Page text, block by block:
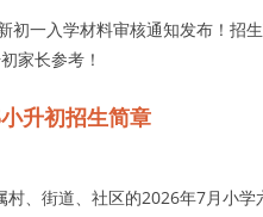
初一入学材料审核通知发布！招
家长参考！
升初招生简章
、街道、社区的2026年7月小学